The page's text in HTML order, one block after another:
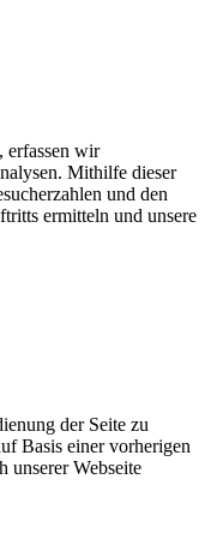
erfassen wir
Mithilfe dieser
und den
ermitteln und unsere
der Seite zu
Basis einer vorherigen
unserer Webseite